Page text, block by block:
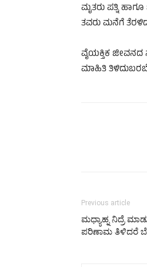
ಮೃತರು ಪತ್ನಿ
ತವರು ಮನೆಗೆ
ವೈಯಕ್ತಿಕ ಜೀವನದ
ಮಾಹಿತಿ
Previous article
ಮಧ್ಯಾಹ್ನ ನಿದ್ರೆ
ಪರಿಣಾಮ ತಿಳಿದರೆ